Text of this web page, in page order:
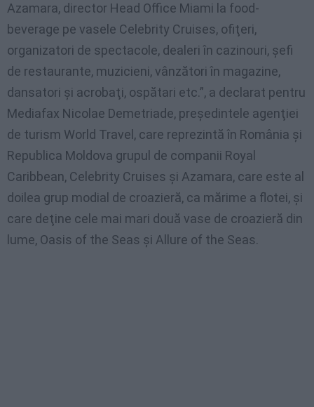
Azamara, director Head Office Miami la food-
beverage pe vasele Celebrity Cruises, ofiţeri,
organizatori de spectacole, dealeri în cazinouri, şefi
de restaurante, muzicieni, vânzători în magazine,
dansatori şi acrobaţi, ospătari etc.”, a declarat pentru
Mediafax Nicolae Demetriade, preşedintele agenţiei
de turism World Travel, care reprezintă în România şi
Republica Moldova grupul de companii Royal
Caribbean, Celebrity Cruises şi Azamara, care este al
doilea grup modial de croazieră, ca mărime a flotei, şi
care deţine cele mai mari două vase de croazieră din
lume, Oasis of the Seas şi Allure of the Seas.